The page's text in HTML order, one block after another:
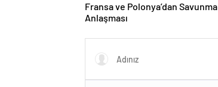
Fransa ve Polonya’dan Savunma
Anlaşması